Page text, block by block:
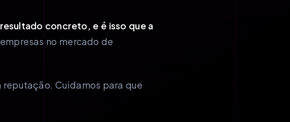
concreto, e é isso que a
no mercado de
reputação. Cuidamos para que